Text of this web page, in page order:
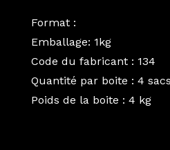
Format :
Emballage: 1kg
Code du fabricant : 134
Quantité par boite : 4
Poids de la boite : 4 kg